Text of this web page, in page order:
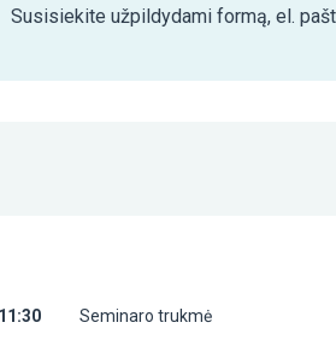
Susisiekite užpildydami formą, el.
Seminaro trukmė